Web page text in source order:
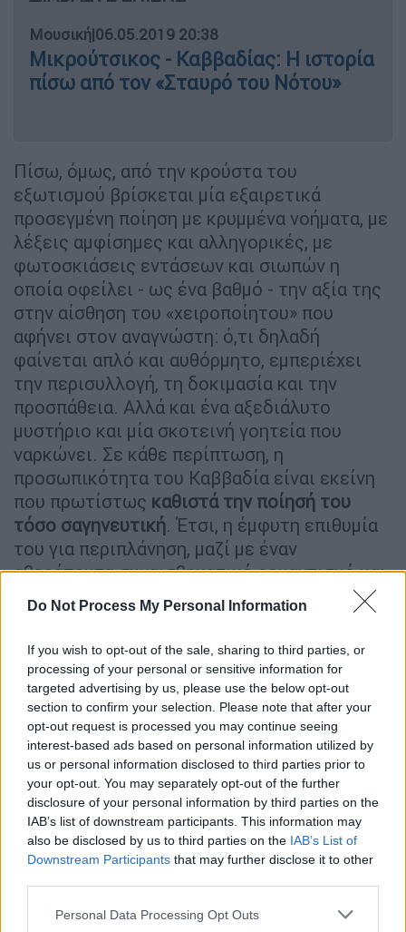
Do Not Process My Personal Information
If you wish to opt-out of the sale, sharing to third parties, or
processing of your personal or sensitive information for
targeted advertising by us, please use the below opt-out
section to confirm your selection. Please note that after your
opt-out request is processed you may continue seeing
interest-based ads based on personal information utilized by
us or personal information disclosed to third parties prior to
your opt-out. You may separately opt-out of the further
disclosure of your personal information by third parties on the
IAB’s list of downstream participants. This information may
also be disclosed by us to third parties on the IAB’s List of
Downstream Participants that may further disclose it to other
Please note that this website/app uses one or more Google
Personal Data Processing Opt Outs
Μουσική|06.05.2019 20:38
Μικρούτσικος - Καββαδίας: Η ιστορία
πίσω από τον «Σταυρό του Νότου»
Πίσω, όμως, από την κρούστα του
εξωτισμού βρίσκεται μία εξαιρετικά
προσεγμένη ποίηση με κρυμμένα νοήματα, με
λέξεις αμφίσημες και αλληγορικές, με
φωτοσκιάσεις εντάσεων και σιωπών η
οποία οφείλει - ως ένα βαθμό - την αξία της
στην αίσθηση του «χειροποίητου» που
αφήνει στον αναγνώστη: ό,τι δηλαδή
φαίνεται απλό και αυθόρμητο, εμπεριέχει
την περισυλλογή, τη δοκιμασία και την
προσπάθεια. Αλλά και ένα αξεδιάλυτο
μυστήριο και μία σκοτεινή γοητεία που
ναρκώνει. Σε κάθε περίπτωση, η
προσωπικότητα του Καββαδία είναι εκείνη
που πρωτίστως καθιστά την ποίησή του
τόσο σαγηνευτική. Έτσι, η έμφυτη επιθυμία
του για περιπλάνηση, μαζί με έναν
αθεράπευτα συναισθηματικό ρομαντισμό και
μία λεπτή διαπεραστική θλίψη, θα
αποτυπωθούν -ήδη από τα πρώτα του
ποιήματα- με μια ασυνήθιστη ωριμότητα. Η
προστυχιά των λιμανιών, η ζαλιστική
μυρωδιά των μπορντέλων, η βασανιστική
υγρασία, οι σκοτεινές διαδρομές των
περιθωριακών και καταδικασμένων, η ενοχή,
η φθορά, η περιπλάνηση: Όλα αυτά θα
αποτελούσαν για τον ονειροπόλο
ασυρματιστή των καραβιών, τις βιωματικές
και - κατ’ επέκτασιν - ποιητικές του πρώτες
ύλες. Μόλις στα 23 του χρόνια, ο Καββαδίας
καθυστέρηση. Θα ακολουθήσει το «Πούσι»,